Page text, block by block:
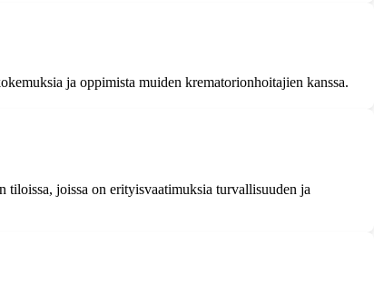
ja oppimista muiden krematorionhoitajien kanssa.
joissa on erityisvaatimuksia turvallisuuden ja